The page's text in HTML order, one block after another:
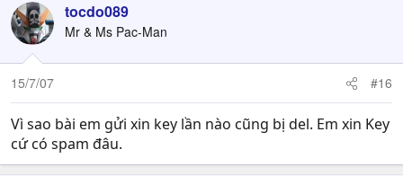
tocdo089
Mr & Ms Pac-Man
15/7/07 #16
Vì sao bài em gửi xin key lần nào cũng bị del. Em xin Key
cứ có spam đâu.